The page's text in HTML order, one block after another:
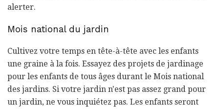
alerter.
Mois national du jardin
Cultivez votre temps en tête-à-tête avec les enfants
une graine à la fois. Essayez des projets de jardinage
pour les enfants de tous âges durant le Mois national
des jardins. Si votre jardin n'est pas assez grand pour
un jardin, ne vous inquiétez pas. Les enfants seront